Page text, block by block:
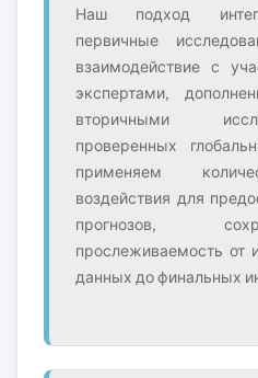
Наш подход
первичные
взаимодействие с
экспертами,
вторичными
проверенных
применяем
воздействия для
прогнозов,
прослеживаемость от
данных до финальных